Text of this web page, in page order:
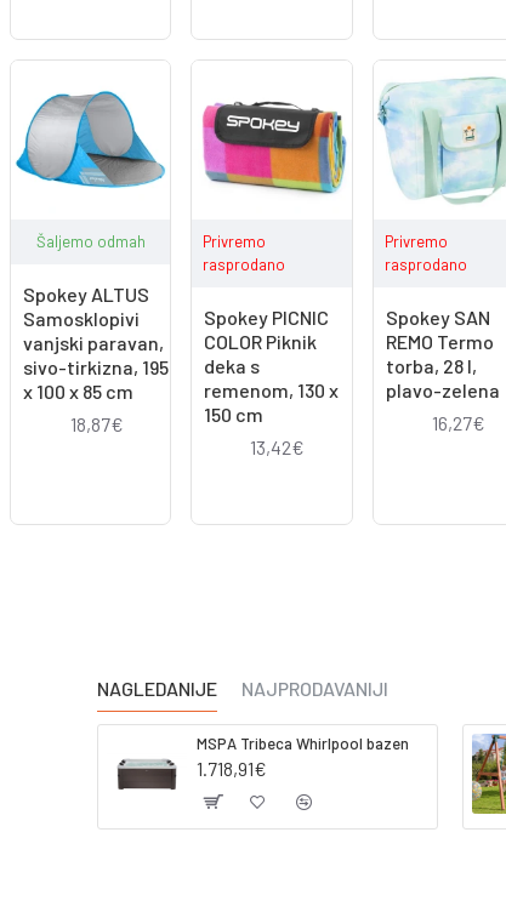
Šaljemo odmah
Spokey ALTUS
Samosklopivi
vanjski paravan,
sivo-tirkizna, 195
x 100 x 85 cm
18,87€
Privremo
rasprodano
Spokey PICNIC
COLOR Piknik
deka s
remenom, 130 x
150 cm
13,42€
Privremo
rasprodano
Spokey SAN
REMO Termo
torba, 28 l,
plavo-zelena
16,27€
NAGLEDANIJE NAJPRODAVANIJI
MSPA Tribeca Whirlpool bazen
1.718,91€